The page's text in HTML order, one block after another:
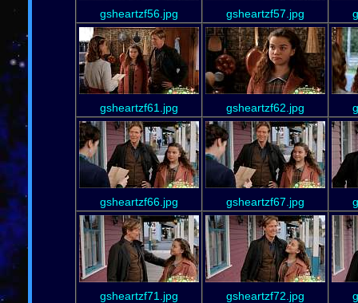
gsheartzf56.jpg gsheartzf57.jpg
gsheartzf61.jpg gsheartzf62.jpg
gsheartzf66.jpg gsheartzf67.jpg
gsheartzf71.jpg gsheartzf72.jpg